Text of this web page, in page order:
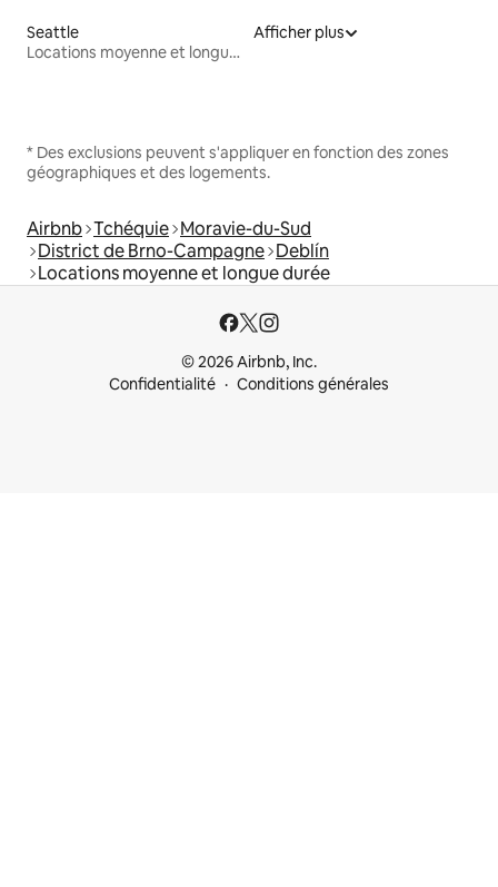
Seattle
Locations moyenne et longue durée
Afficher plus
* Des exclusions peuvent s'appliquer en fonction des zones
géographiques et des logements.
Airbnb Tchéquie Moravie-du-Sud
District de Brno-Campagne Deblín
Locations moyenne et longue durée
© 2026 Airbnb, Inc.
Confidentialité
Conditions générales